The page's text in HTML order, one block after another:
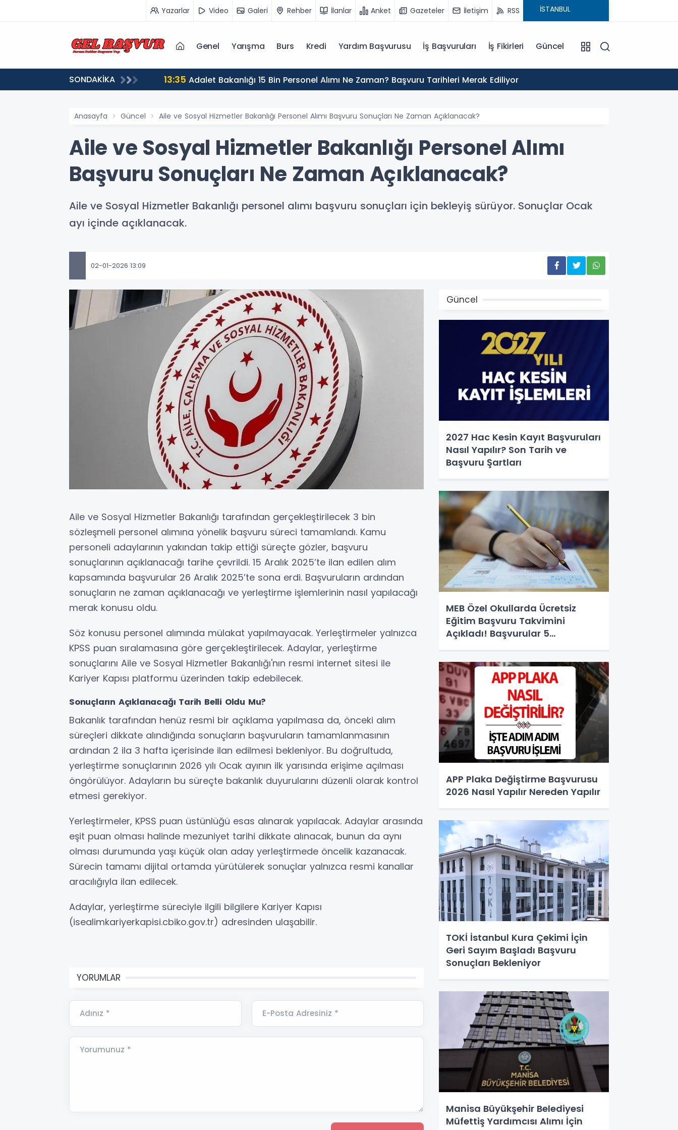
Yazarlar Video Galeri Rehber İlanlar Anket Gazeteler İletişim RSS
Genel Yarışma Burs Kredi Yardım Başvurusu İş Başvuruları İş Fikirleri Güncel
SONDAKİKA 13:35 Adalet Bakanlığı 15 Bin Personel Alımı Ne Zaman? Başvuru Tarihleri Merak Ediliyor
Anasayfa Güncel Aile ve Sosyal Hizmetler Bakanlığı Personel Alımı Başvuru Sonuçları Ne Zaman Açıklanacak?
Aile ve Sosyal Hizmetler Bakanlığı Personel Alımı
Başvuru Sonuçları Ne Zaman Açıklanacak?
Aile ve Sosyal Hizmetler Bakanlığı personel alımı başvuru sonuçları için bekleyiş sürüyor. Sonuçlar Ocak
ayı içinde açıklanacak.
02-01-2026 13:09
Aile ve Sosyal Hizmetler Bakanlığı tarafından gerçekleştirilecek 3 bin
sözleşmeli personel alımına yönelik başvuru süreci tamamlandı. Kamu
personeli adaylarının yakından takip ettiği süreçte gözler, başvuru
sonuçlarının açıklanacağı tarihe çevrildi. 15 Aralık 2025’te ilan edilen alım
kapsamında başvurular 26 Aralık 2025’te sona erdi. Başvuruların ardından
sonuçların ne zaman açıklanacağı ve yerleştirme işlemlerinin nasıl yapılacağı
merak konusu oldu.
Söz konusu personel alımında mülakat yapılmayacak. Yerleştirmeler yalnızca
KPSS puan sıralamasına göre gerçekleştirilecek. Adaylar, yerleştirme
sonuçlarını Aile ve Sosyal Hizmetler Bakanlığı'nın resmi internet sitesi ile
Kariyer Kapısı platformu üzerinden takip edebilecek.
Sonuçların Açıklanacağı Tarih Belli Oldu Mu?
Bakanlık tarafından henüz resmi bir açıklama yapılmasa da, önceki alım
süreçleri dikkate alındığında sonuçların başvuruların tamamlanmasının
ardından 2 ila 3 hafta içerisinde ilan edilmesi bekleniyor. Bu doğrultuda,
yerleştirme sonuçlarının 2026 yılı Ocak ayının ilk yarısında erişime açılması
öngörülüyor. Adayların bu süreçte bakanlık duyurularını düzenli olarak kontrol
etmesi gerekiyor.
Yerleştirmeler, KPSS puan üstünlüğü esas alınarak yapılacak. Adaylar arasında
eşit puan olması halinde mezuniyet tarihi dikkate alınacak, bunun da aynı
olması durumunda yaşı küçük olan aday yerleştirmede öncelik kazanacak.
Sürecin tamamı dijital ortamda yürütülerek sonuçlar yalnızca resmi kanallar
aracılığıyla ilan edilecek.
Adaylar, yerleştirme süreciyle ilgili bilgilere Kariyer Kapısı
(isealimkariyerkapisi.cbiko.gov.tr) adresinden ulaşabilir.
YORUMLAR
Adınız * E-Posta Adresiniz *
Yorumunuz *
Güncel
2027 Hac Kesin Kayıt Başvuruları
Nasıl Yapılır? Son Tarih ve
Başvuru Şartları
MEB Özel Okullarda Ücretsiz
Eğitim Başvuru Takvimini
Açıkladı! Başvurular 5
APP Plaka Değiştirme Başvurusu
2026 Nasıl Yapılır Nereden Yapılır
TOKİ İstanbul Kura Çekimi İçin
Geri Sayım Başladı Başvuru
Sonuçları Bekleniyor
Manisa Büyükşehir Belediyesi
Müfettiş Yardımcısı Alımı İçin